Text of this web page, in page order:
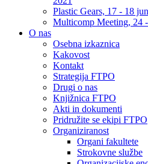
Plastic Gears, 17 - 18
Multicomp Meeting, 24
O nas
Osebna izkaznica
Kakovost
Kontakt
Strategija FTPO
Drugi o nas
Knjižnica FTPO
Akti in dokumenti
Pridružite se ekipi FTPO
Organiziranost
Organi fakultete
Strokovne službe